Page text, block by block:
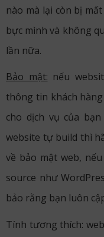
nào mà lại còn bị
bực mình và không
lần nữa.
Bảo mật: nếu
thông tin khách
cho dịch vụ của
website tự build thì
về bảo mật web,
source như
bảo rằng bạn luôn
Tính tương thích: